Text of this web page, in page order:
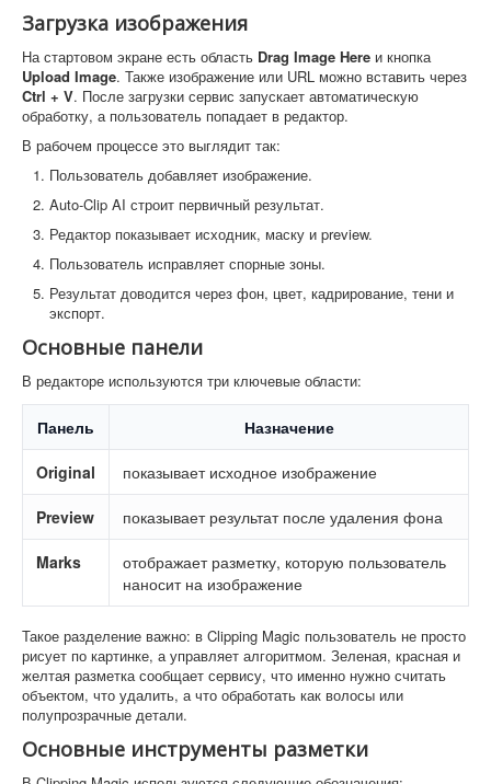
Загрузка изображения
На стартовом экране есть область Drag Image Here и кнопка
Upload Image. Также изображение или URL можно вставить через
Ctrl + V. После загрузки сервис запускает автоматическую
обработку, а пользователь попадает в редактор.
В рабочем процессе это выглядит так:
Пользователь добавляет изображение.
Auto-Clip AI строит первичный результат.
Редактор показывает исходник, маску и preview.
Пользователь исправляет спорные зоны.
Результат доводится через фон, цвет, кадрирование, тени и
экспорт.
Основные панели
В редакторе используются три ключевые области:
Панель Назначение
Original показывает исходное изображение
Preview показывает результат после удаления фона
Marks
отображает разметку, которую пользователь
наносит на изображение
Такое разделение важно: в Clipping Magic пользователь не просто
рисует по картинке, а управляет алгоритмом. Зеленая, красная и
желтая разметка сообщает сервису, что именно нужно считать
объектом, что удалить, а что обработать как волосы или
полупрозрачные детали.
Основные инструменты разметки